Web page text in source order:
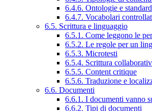
6.4.6. Ontologie e standard
6.4.7. Vocabolari
6.5. Scrittura e linguaggio
6.5.1. Come leggono le
6.5.2. Le regole per un
6.5.3. Microtesti
6.5.4. Scrittura
6.5.5. Content critique
6.5.6. Traduzione e
6.6. Documenti
6.6.1. I documenti vanno
6.6.2. Tipi di documenti